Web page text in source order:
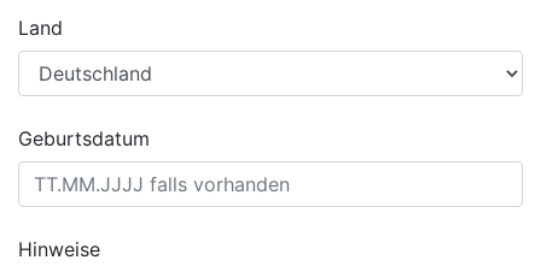
Land
Geburtsdatum
Hinweise